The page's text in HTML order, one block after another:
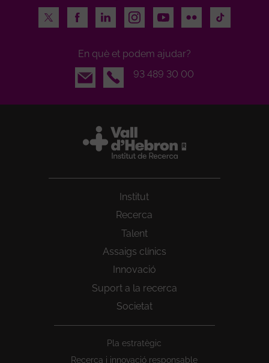
Twitter
FacebookLinkedInInstagramYoutubeFlickr TikTok
En què et podem ajudar?
Email
93 489 30 00
Institut
Recerca
Talent
Assaigs clínics
Innovació
Suport a la recerca
Societat
Pla estratègic
Recerca i innovació responsable